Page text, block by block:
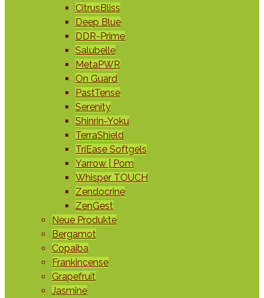
CitrusBliss
Deep Blue
DDR-Prime
Salubelle
MetaPWR
On Guard
PastTense
Serenity
Shinrin-Yoku
TerraShield
TriEase Softgels
Yarrow | Pom
Whisper TOUCH
Zendocrine
ZenGest
Neue Produkte
Bergamot
Copaiba
Frankincense
Grapefruit
Jasmine